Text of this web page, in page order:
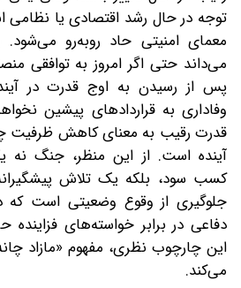
توجه در حال رشد اقتصادی یا
معمای امنیتی حاد روبه‌رو
می‌داند حتی اگر امروز به توافقی
پس از رسیدن به اوج قدرت در
وفاداری به قراردادهای پیشین
قدرت رقیب به معنای کاهش ظرفیت
آینده است. از این منظر، جنگ نه
کسب سود، بلکه یک تلاش
جلوگیری از وقوع وضعیتی است که
دفاعی در برابر خواسته‌های
این چارچوب نظری، مفهوم «مازاد
می‌کند.